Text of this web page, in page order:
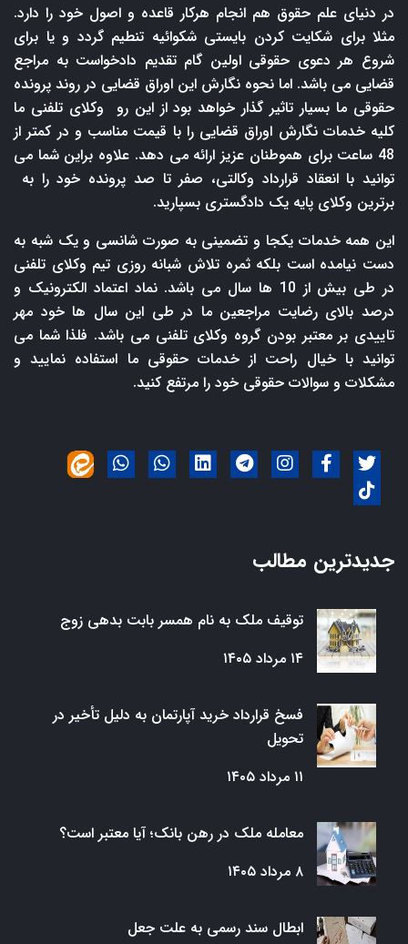
در دنیای علم حقوق هم انجام هرکار قاعده و اصول خود را دارد.
مثلا برای شکایت کردن بایستی شکوائیه تنطیم گردد و یا برای
شروع هر دعوی حقوقی اولین گام تقدیم دادخواست به مراجع
قضایی می باشد. اما نحوه نگارش این اوراق قضایی در روند پرونده
حقوقی ما بسیار تاثیر گذار خواهد بود از این رو وکلای تلفنی ما
کلیه خدمات نگارش اوراق قضایی را با قیمت مناسب و در کمتر از
48 ساعت برای هموطنان عزیز ارائه می دهد. علاوه براین شما می
توانید با انعقاد قرارداد وکالتی، صفر تا صد پرونده خود را به
برترین وکلای پایه یک دادگستری بسپارید.
این همه خدمات یکجا و تضمینی به صورت شانسی و یک شبه به
دست نیامده است بلکه ثمره تلاش شبانه روزی تیم وکلای تلفنی
در طی بیش از 10 ها سال می باشد. نماد اعتماد الکترونیک و
درصد بالای رضایت مراجعین ما در طی این سال ها خود مهر
تاییدی بر معتبر بودن گروه وکلای تلفنی می باشد. فلذا شما می
توانید با خیال راحت از خدمات حقوقی ما استفاده نمایید و
مشکلات و سوالات حقوقی خود را مرتفع کنید.
جدیدترین مطالب
توقیف ملک به نام همسر بابت بدهی زوج
۱۴ مرداد ۱۴۰۵
فسخ قرارداد خرید آپارتمان به دلیل تأخیر در
تحویل
۱۱ مرداد ۱۴۰۵
معامله ملک در رهن بانک؛ آیا معتبر است؟
۸ مرداد ۱۴۰۵
ابطال سند رسمی به علت جعل